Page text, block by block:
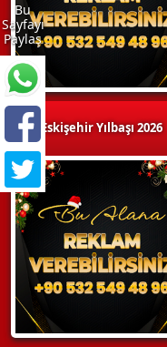
Eskişehir Yılbaşı 2026
Bu
Sayfayı
Paylaş